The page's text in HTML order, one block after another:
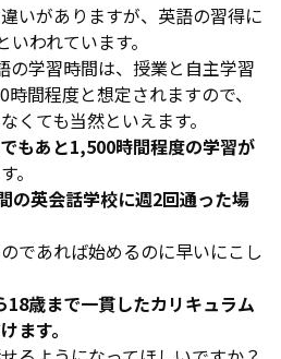
いがありますが、英語の習得に
いわれています。
の学習時間は、授業と自主学習
間程度と想定されますので、
くても当然といえます。
もあと1,500時間程度の学習が
。
の英会話学校に週2回通った場
であれば始めるのに早いにこし
18歳まで一貫したカリキュラム
ます。